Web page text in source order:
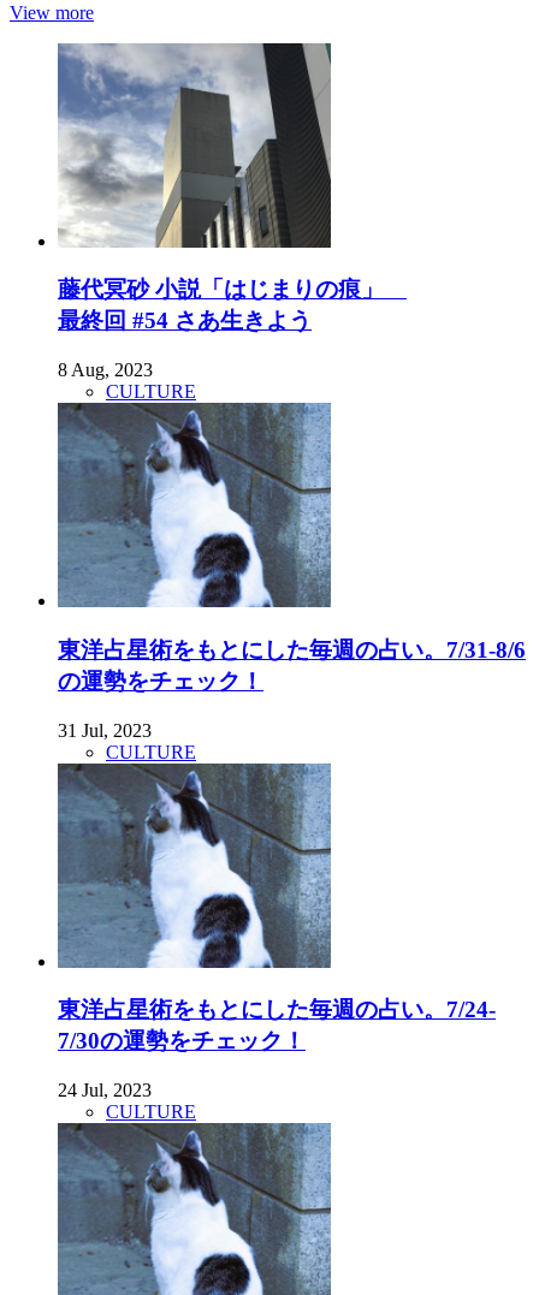
View more
藤代冥砂 小説「はじまりの痕」
最終回 #54 さあ生きよう
8 Aug, 2023
CULTURE
東洋占星術をもとにした毎週の占い。7/31-8/6
の運勢をチェック！
31 Jul, 2023
CULTURE
東洋占星術をもとにした毎週の占い。7/24-
7/30の運勢をチェック！
24 Jul, 2023
CULTURE